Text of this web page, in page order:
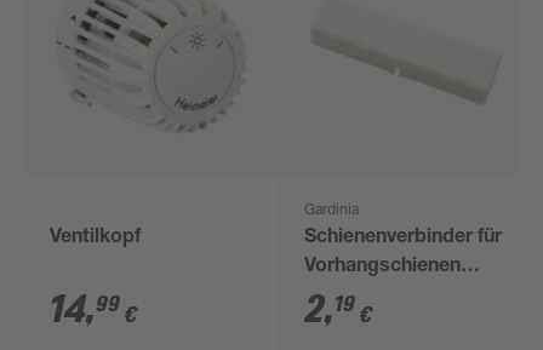
Ventilkopf
14,99 €
Gardinia
Schienenverbinder für
Vorhangschienen
weiß
2,19 €